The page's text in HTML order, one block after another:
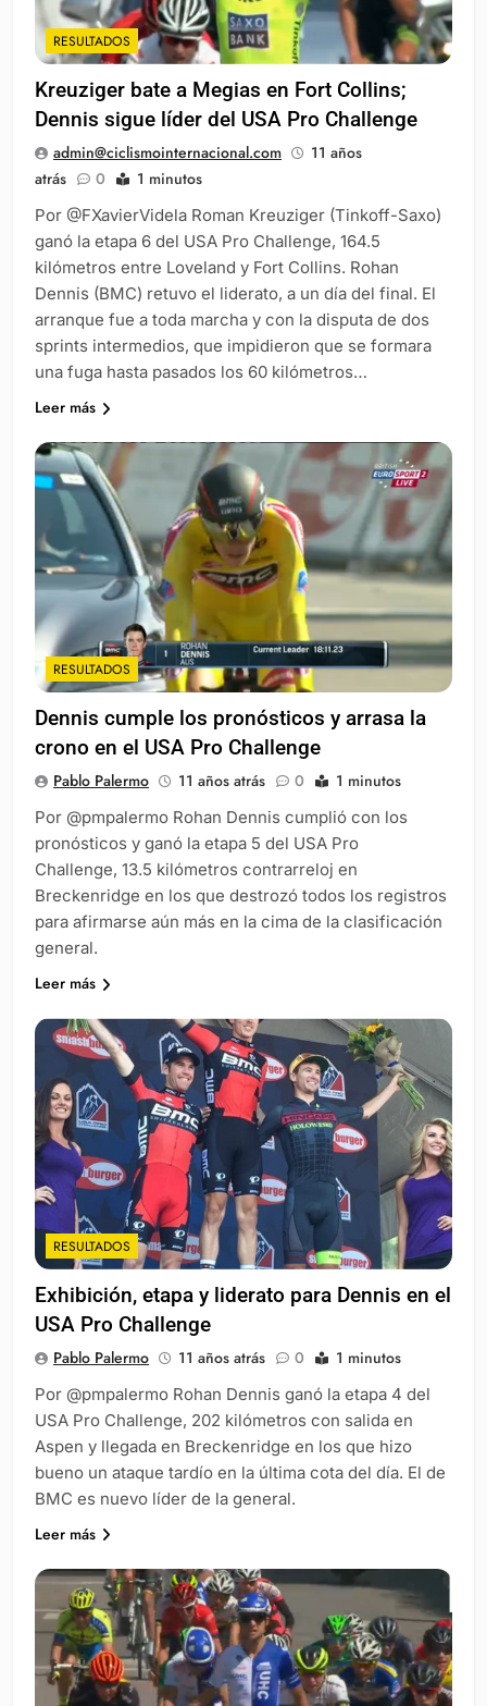
RESULTADOS
Kreuziger bate a Megias en Fort Collins;
Dennis sigue líder del USA Pro Challenge
admin@ciclismointernacional.com
11 años
atrás
0 1 minutos
Por @FXavierVidela Roman Kreuziger (Tinkoff-Saxo)
ganó la etapa 6 del USA Pro Challenge, 164.5
kilómetros entre Loveland y Fort Collins. Rohan
Dennis (BMC) retuvo el liderato, a un día del final. El
arranque fue a toda marcha y con la disputa de dos
sprints intermedios, que impidieron que se formara
una fuga hasta pasados los 60 kilómetros…
Leer más
RESULTADOS
Dennis cumple los pronósticos y arrasa la
crono en el USA Pro Challenge
Pablo Palermo 11 años atrás 0 1 minutos
Por @pmpalermo Rohan Dennis cumplió con los
pronósticos y ganó la etapa 5 del USA Pro
Challenge, 13.5 kilómetros contrarreloj en
Breckenridge en los que destrozó todos los registros
para afirmarse aún más en la cima de la clasificación
general.
Leer más
RESULTADOS
Exhibición, etapa y liderato para Dennis en el
USA Pro Challenge
Pablo Palermo 11 años atrás 0 1 minutos
Por @pmpalermo Rohan Dennis ganó la etapa 4 del
USA Pro Challenge, 202 kilómetros con salida en
Aspen y llegada en Breckenridge en los que hizo
bueno un ataque tardío en la última cota del día. El de
BMC es nuevo líder de la general.
Leer más